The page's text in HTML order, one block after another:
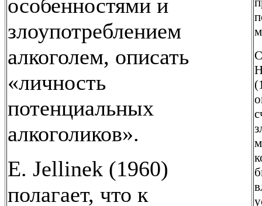
особенностями и
злоупотреблением
алкоголем, описать
«личность
потенциальных
алкоголиков».
Е. Jellinek (1960)
полагает, что к